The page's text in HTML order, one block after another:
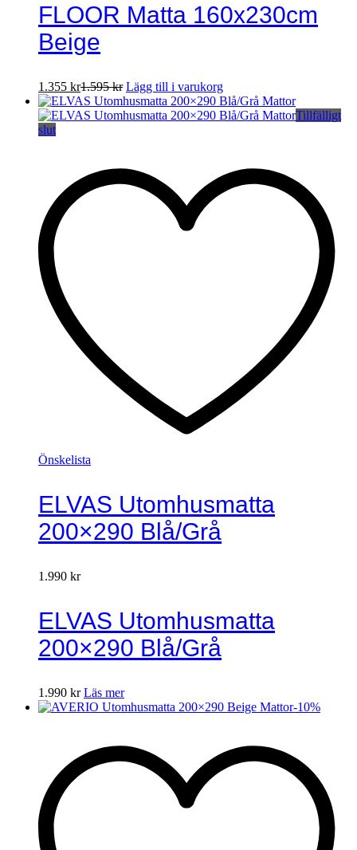
FLOOR Matta 160x230cm
Beige
1.355 kr1.595kr Lägg till i varukorg
Tillfälligt
slut
Önskelista
ELVAS Utomhusmatta
200×290 Blå/Grå
1.990 kr
ELVAS Utomhusmatta
200×290 Blå/Grå
1.990 kr Läs mer
-10%